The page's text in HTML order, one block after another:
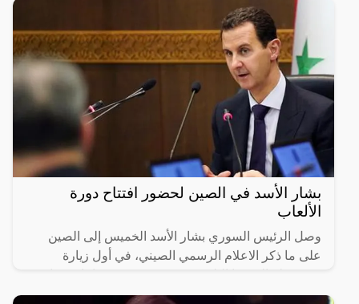
بشار الأسد في الصين لحضور افتتاح دورة
الألعاب
وصل الرئيس السوري بشار الأسد الخميس إلى الصين
على ما ذكر الاعلام الرسمي الصيني، في أول زيارة